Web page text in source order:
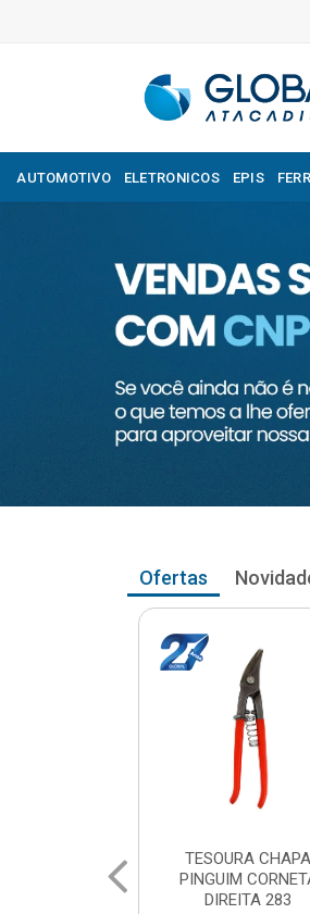
AUTOMOTIVO ELETRONICOS EPIS
Ofertas
VARAO PARA
PRESSAO RETO
1.05a1.18cm